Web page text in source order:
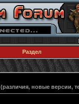
Раздел
новые версии,